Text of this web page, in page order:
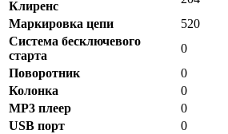
Клиренс
Маркировка цепи
520
Система бесключевого
старта
0
Поворотник
0
Колонка
0
MP3 плеер
0
USB порт
0